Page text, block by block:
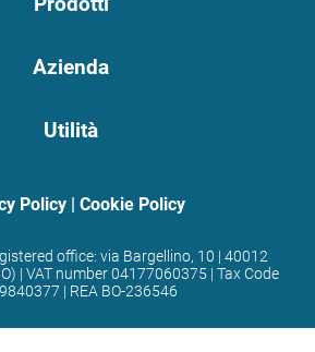
Azienda
Utilità
Policy| Cookie Policy
office: via Bargellino, 10 | 40012
| VAT number 04177060375 | Tax Code
| REA BO-236546